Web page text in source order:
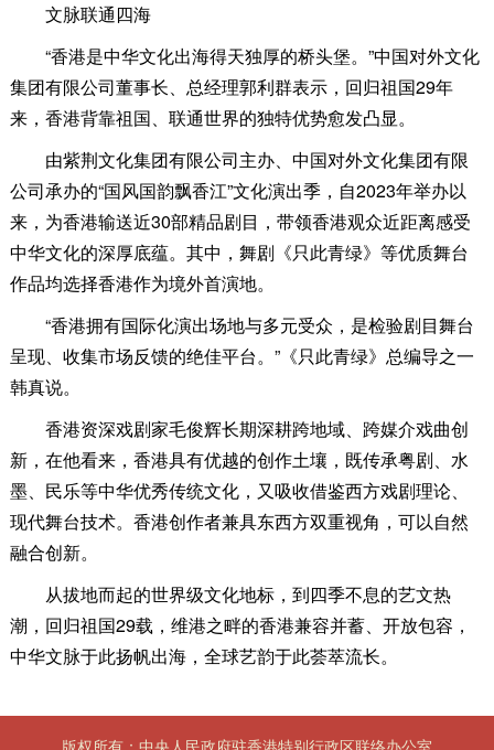
文脉联通四海
“香港是中华文化出海得天独厚的桥头堡。”中国对外文化
集团有限公司董事长、总经理郭利群表示，回归祖国29年
来，香港背靠祖国、联通世界的独特优势愈发凸显。
由紫荆文化集团有限公司主办、中国对外文化集团有限
公司承办的“国风国韵飘香江”文化演出季，自2023年举办以
来，为香港输送近30部精品剧目，带领香港观众近距离感受
中华文化的深厚底蕴。其中，舞剧《只此青绿》等优质舞台
作品均选择香港作为境外首演地。
“香港拥有国际化演出场地与多元受众，是检验剧目舞台
呈现、收集市场反馈的绝佳平台。”《只此青绿》总编导之一
韩真说。
香港资深戏剧家毛俊辉长期深耕跨地域、跨媒介戏曲创
新，在他看来，香港具有优越的创作土壤，既传承粤剧、水
墨、民乐等中华优秀传统文化，又吸收借鉴西方戏剧理论、
现代舞台技术。香港创作者兼具东西方双重视角，可以自然
融合创新。
从拔地而起的世界级文化地标，到四季不息的艺文热
潮，回归祖国29载，维港之畔的香港兼容并蓄、开放包容，
中华文脉于此扬帆出海，全球艺韵于此荟萃流长。